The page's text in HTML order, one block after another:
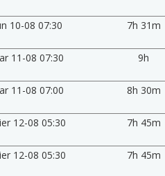
10-08 07:30 7h 31m
11-08 07:30 9h
11-08 07:00 8h 30m
12-08 05:30 7h 45m
12-08 05:30 7h 45m